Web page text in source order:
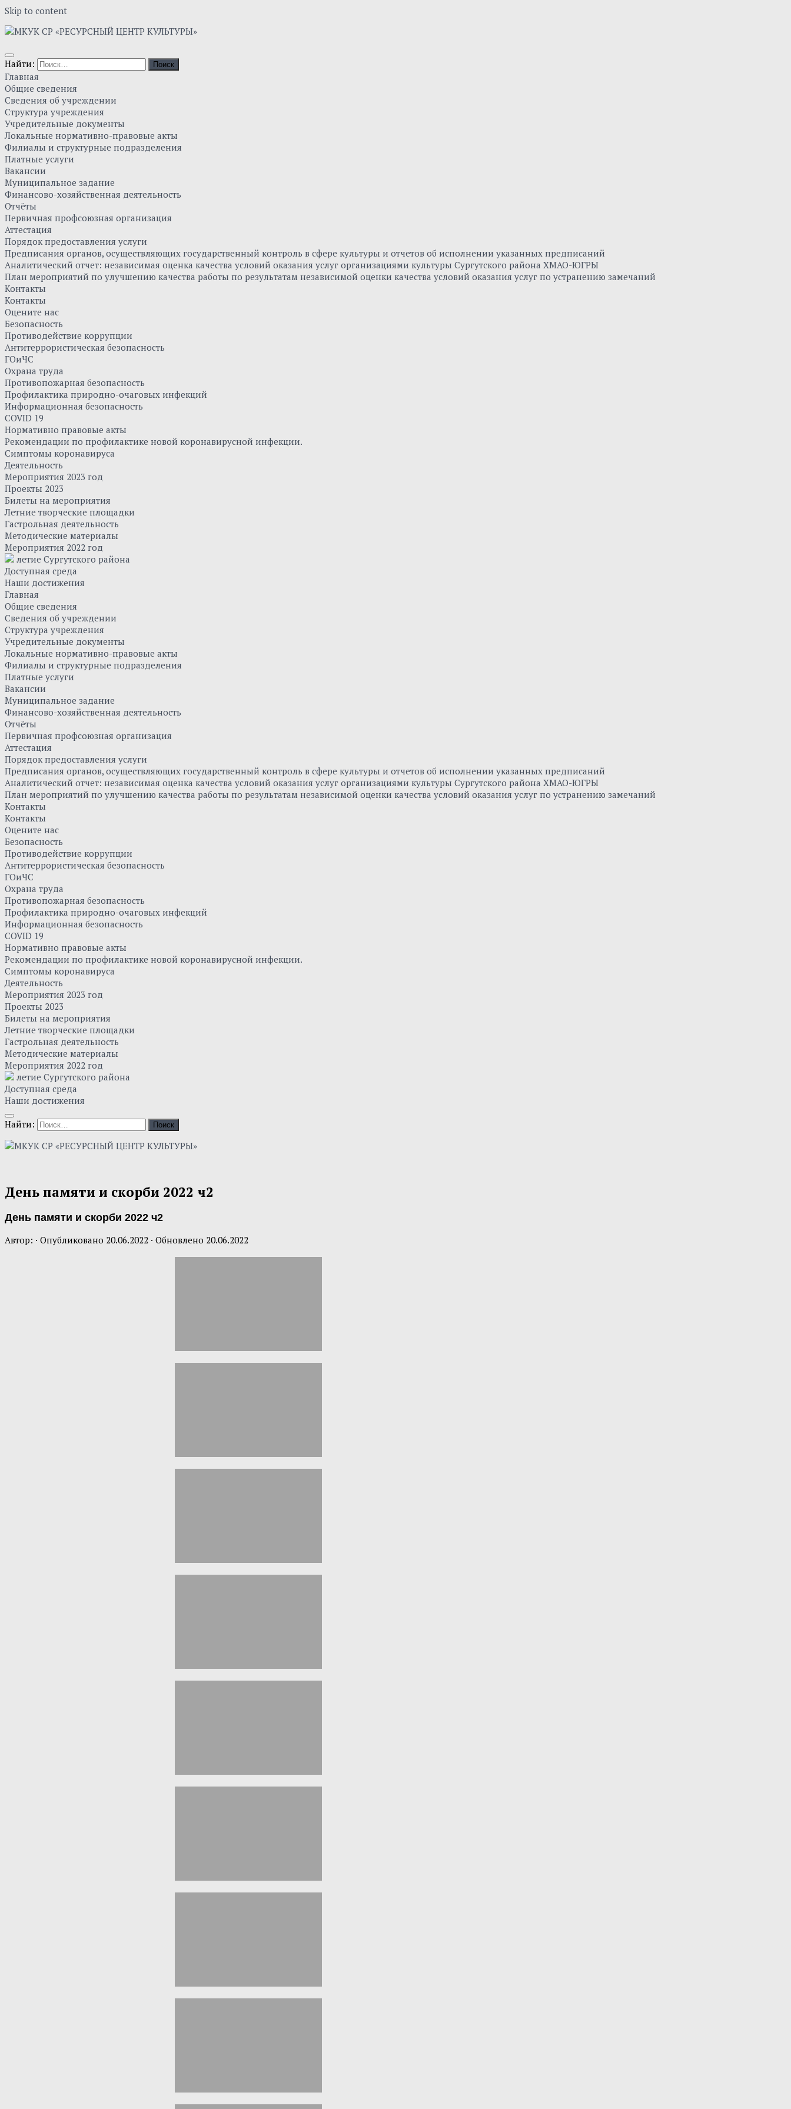
Skip to content
Найти:
Главная
Общие сведения
Сведения об учреждении
Структура учреждения
Учредительные документы
Локальные нормативно-правовые акты
Филиалы и структурные подразделения
Платные услуги
Вакансии
Муниципальное задание
Финансово-хозяйственная деятельность
Отчёты
Первичная профсоюзная организация
Аттестация
Порядок предоставления услуги
Предписания органов, осуществляющих государственный контроль в сфере культуры и отчетов об исполнении указанных предписаний
Аналитический отчет: независимая оценка качества условий оказания услуг организациями культуры Сургутского района ХМАО-ЮГРЫ
План мероприятий по улучшению качества работы по результатам независимой оценки качества условий оказания услуг по устранению замечаний
Контакты
Контакты
Оцените нас
Безопасность
Противодействие коррупции
Антитеррористическая безопасность
ГОиЧС
Охрана труда
Противопожарная безопасность
Профилактика природно-очаговых инфекций
Информационная безопасность
COVID 19
Нормативно правовые акты
Рекомендации по профилактике новой коронавирусной инфекции.
Симптомы коронавируса
Деятельность
Мероприятия 2023 год
Проекты 2023
Билеты на мероприятия
Летние творческие площадки
Гастрольная деятельность
Методические материалы
Мероприятия 2022 год
летие Сургутского района
Доступная среда
Наши достижения
Главная
Общие сведения
Сведения об учреждении
Структура учреждения
Учредительные документы
Локальные нормативно-правовые акты
Филиалы и структурные подразделения
Платные услуги
Вакансии
Муниципальное задание
Финансово-хозяйственная деятельность
Отчёты
Первичная профсоюзная организация
Аттестация
Порядок предоставления услуги
Предписания органов, осуществляющих государственный контроль в сфере культуры и отчетов об исполнении указанных предписаний
Аналитический отчет: независимая оценка качества условий оказания услуг организациями культуры Сургутского района ХМАО-ЮГРЫ
План мероприятий по улучшению качества работы по результатам независимой оценки качества условий оказания услуг по устранению замечаний
Контакты
Контакты
Оцените нас
Безопасность
Противодействие коррупции
Антитеррористическая безопасность
ГОиЧС
Охрана труда
Противопожарная безопасность
Профилактика природно-очаговых инфекций
Информационная безопасность
COVID 19
Нормативно правовые акты
Рекомендации по профилактике новой коронавирусной инфекции.
Симптомы коронавируса
Деятельность
Мероприятия 2023 год
Проекты 2023
Билеты на мероприятия
Летние творческие площадки
Гастрольная деятельность
Методические материалы
Мероприятия 2022 год
летие Сургутского района
Доступная среда
Наши достижения
Найти:
День памяти и скорби 2022 ч2
День памяти и скорби 2022 ч2
Автор: · Опубликовано 20.06.2022 · Обновлено 20.06.2022